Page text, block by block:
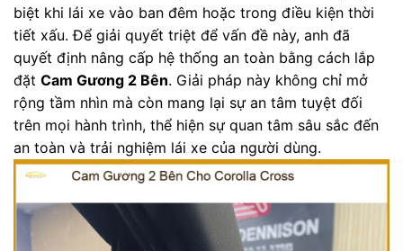
biệt khi lái xe vào ban đêm hoặc trong điều kiện thời
tiết xấu. Để giải quyết triệt để vấn đề này, anh đã
quyết định nâng cấp hệ thống an toàn bằng cách lắp
đặt Cam Gương 2 Bên. Giải pháp này không chỉ mở
rộng tầm nhìn mà còn mang lại sự an tâm tuyệt đối
trên mọi hành trình, thể hiện sự quan tâm sâu sắc đến
an toàn và trải nghiệm lái xe của người dùng.